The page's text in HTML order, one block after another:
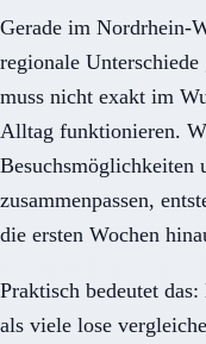
Gerade im Nordrhein-
regionale
muss nicht exakt im
Alltag funktionieren.
Besuchsmöglichkeiten
zusammenpassen,
die ersten Wochen
Praktisch bedeutet
als viele lose